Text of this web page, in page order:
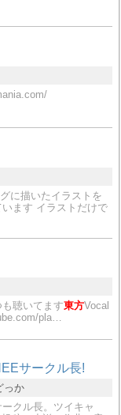
に描いたイラストを
ます イラストだけで
聴いてます東方Vocal
pla…
サークル長!
っか
クル長。ツイキャ